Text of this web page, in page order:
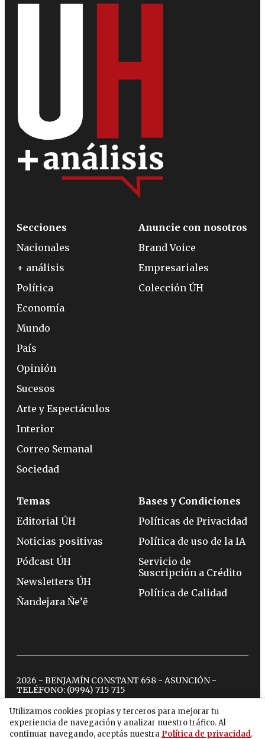
Utilizamos cookies propias y terceros para mejorar tu
experiencia de navegación y analizar nuestro tráfico. Al
continuar navegando, aceptás nuestra Política de privacidad.
Secciones
Nacionales
+ análisis
Política
Economía
Mundo
País
Opinión
Sucesos
Arte y Espectáculos
Interior
Correo Semanal
Sociedad
Anuncie con nosotros
Brand Voice
Empresariales
Colección ÚH
Temas
Editorial ÚH
Noticias positivas
Pódcast ÚH
Newsletters ÚH
Ñandejara Ñe’ẽ
Bases y Condiciones
Políticas de Privacidad
Política de uso de la IA
Servicio de
Suscripción a Crédito
Política de Calidad
2026 - BENJAMÍN CONSTANT 658 - ASUNCIÓN -
TELÉFONO: (0994) 715 715
twitterinstagram
facebook
tiktokyoutubespotify